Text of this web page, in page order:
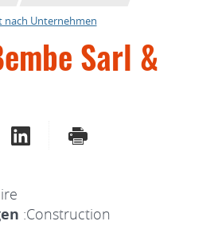
nach Unternehmen
Sarl &
TEILEN
AUF LINKEDIN TEILEN
DRUCKEN
:Construction